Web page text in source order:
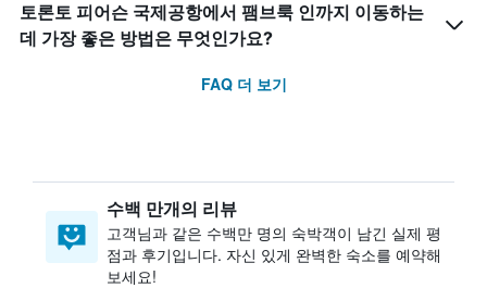
토론토 피어슨 국제공항에서 팸브룩 인까지 이동하는
데 가장 좋은 방법은 무엇인가요?
FAQ 더 보기
수백 만개의 리뷰
고객님과 같은 수백만 명의 숙박객이 남긴 실제 평
점과 후기입니다. 자신 있게 완벽한 숙소를 예약해
보세요!